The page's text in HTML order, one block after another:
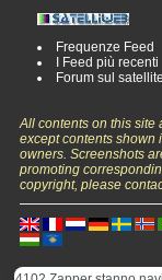
Frequenze Feed
I Feed più recenti
Forum sul
All contents on this site
except contents shown
owners. Screenshots
promoting
copyright, please